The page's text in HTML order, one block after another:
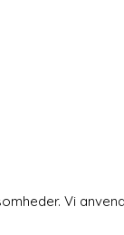
Vi